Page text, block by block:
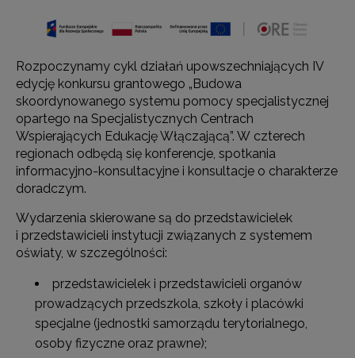
Rozpoczynamy cykl działań upowszechniających IV
edycję konkursu grantowego „Budowa
skoordynowanego systemu pomocy specjalistycznej
opartego na Specjalistycznych Centrach
Wspierających Edukację Włączającą”. W czterech
regionach odbędą się konferencje, spotkania
informacyjno-konsultacyjne i konsultacje o charakterze
doradczym.
Wydarzenia skierowane są do przedstawicielek
i przedstawicieli instytucji związanych z systemem
oświaty, w szczególności:
przedstawicielek i przedstawicieli organów
prowadzących przedszkola, szkoły i placówki
specjalne (jednostki samorządu terytorialnego,
osoby fizyczne oraz prawne);